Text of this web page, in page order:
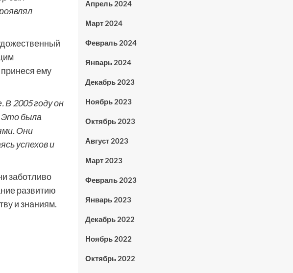
ему
В 2005 году он
Это была
Они
успехов и
заботливо
развитию
и знаниям.
Апрель 2024
Март 2024
Февраль 2024
Январь 2024
Декабрь 2023
Ноябрь 2023
Октябрь 2023
Август 2023
Март 2023
Февраль 2023
Январь 2023
Декабрь 2022
Ноябрь 2022
Октябрь 2022